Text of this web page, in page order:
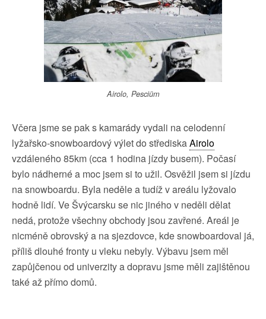
Airolo, Pesciüm
Včera jsme se pak s kamarády vydali na celodenní
lyžařsko-snowboardový výlet do střediskaAirolo
vzdáleného 85km (cca 1 hodina jízdy busem). Počasí
bylo nádherné a moc jsem si to užil. Osvěžil jsem si jízdu
na snowboardu. Byla neděle a tudíž v areálu lyžovalo
hodně lidí. Ve Švýcarsku se nic jiného v neděli dělat
nedá, protože všechny obchody jsou zavřené. Areál je
nicméně obrovský a na sjezdovce, kde snowboardoval já,
příliš dlouhé fronty u vleku nebyly. Výbavu jsem měl
zapůjčenou od univerzity a dopravu jsme měli zajištěnou
také až přímo domů.